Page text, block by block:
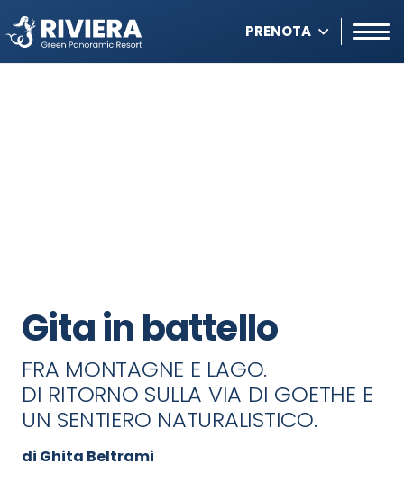
PRENOTA
Gita in battello
FRA MONTAGNE E LAGO.
DI RITORNO SULLA VIA DI GOETHE E
UN SENTIERO NATURALISTICO.
di Ghita Beltrami